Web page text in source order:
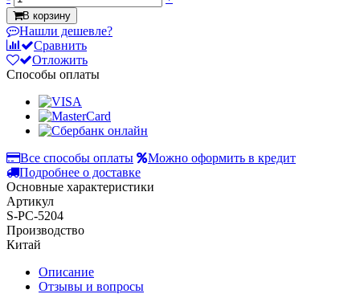
В корзину
Нашли дешевле?
Сравнить
Отложить
Способы оплаты
Все способы оплаты
Можно оформить в кредит
Подробнее о доставке
Основные характеристики
Артикул
S-PC-5204
Производство
Китай
Описание
Отзывы и вопросы